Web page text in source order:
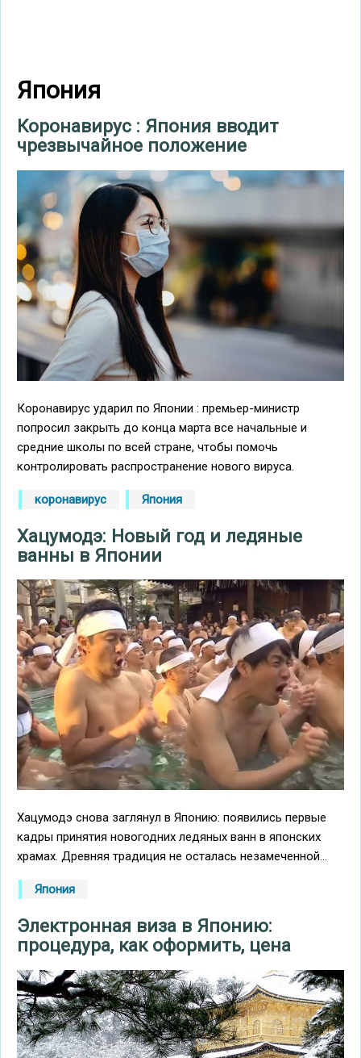
Япония
Коронавирус : Япония вводит
чрезвычайное положение
Коронавирус ударил по Японии : премьер-министр
попросил закрыть до конца марта все начальные и
средние школы по всей стране, чтобы помочь
контролировать распространение нового вируса.
коронавирус Япония
Хацумодэ: Новый год и ледяные
ванны в Японии
Хацумодэ снова заглянул в Японию: появились первые
кадры принятия новогодних ледяных ванн в японских
храмах. Древняя традиция не осталась незамеченной...
Япония
Электронная виза в Японию:
процедура, как оформить, цена